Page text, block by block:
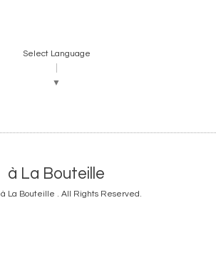
Select Language
▼
à La Bouteille
à La Bouteille . All Rights Reserved.